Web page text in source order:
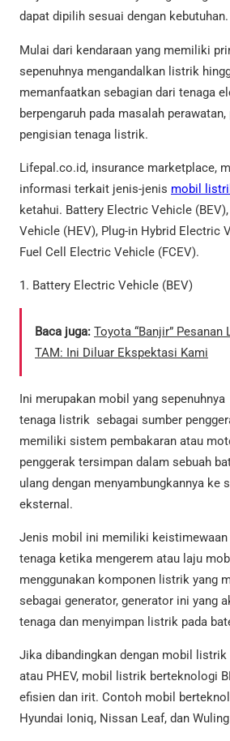
dapat dipilih sesuai dengan kebutuhan.
Mulai dari kendaraan yang memiliki
sepenuhnya mengandalkan listrik
memanfaatkan sebagian dari tenaga
berpengaruh pada masalah
pengisian tenaga listrik.
Lifepal.co.id, insurance marketplace,
informasi terkait jenis-jenis mobil
ketahui. Battery Electric Vehicle
Vehicle (HEV), Plug-in Hybrid Electric
Fuel Cell Electric Vehicle (FCEV).
1. Battery Electric Vehicle (BEV)
Baca juga: Toyota “Banjir” Pesanan
TAM: Ini Diluar Ekspektasi Kami
Ini merupakan mobil yang
tenaga listrik sebagai sumber
memiliki sistem pembakaran atau
penggerak tersimpan dalam sebuah
ulang dengan menyambungkannya ke
eksternal.
Jenis mobil ini memiliki keistimewaan
tenaga ketika mengerem atau laju
menggunakan komponen listrik yang
sebagai generator, generator ini yang
tenaga dan menyimpan listrik pada
Jika dibandingkan dengan mobil
atau PHEV, mobil listrik berteknologi
efisien dan irit. Contoh mobil
Hyundai Ioniq, Nissan Leaf, dan